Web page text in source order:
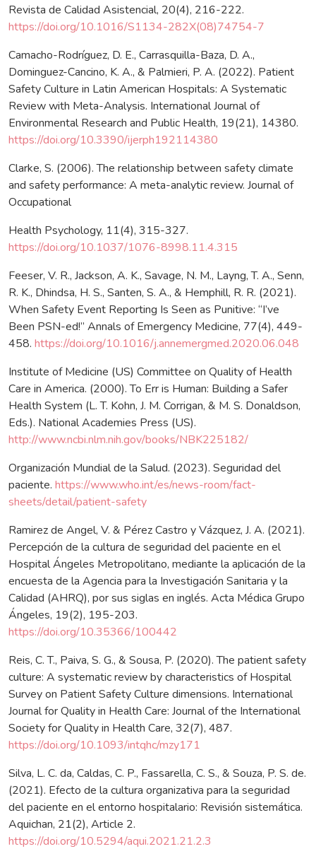
Revista de Calidad Asistencial, 20(4), 216-222.
https://doi.org/10.1016/S1134-282X(08)74754-7
Camacho-Rodríguez, D. E., Carrasquilla-Baza, D. A.,
Dominguez-Cancino, K. A., & Palmieri, P. A. (2022). Patient
Safety Culture in Latin American Hospitals: A Systematic
Review with Meta-Analysis. International Journal of
Environmental Research and Public Health, 19(21), 14380.
https://doi.org/10.3390/ijerph192114380
Clarke, S. (2006). The relationship between safety climate
and safety performance: A meta-analytic review. Journal of
Occupational
Health Psychology, 11(4), 315-327.
https://doi.org/10.1037/1076-8998.11.4.315
Feeser, V. R., Jackson, A. K., Savage, N. M., Layng, T. A., Senn,
R. K., Dhindsa, H. S., Santen, S. A., & Hemphill, R. R. (2021).
When Safety Event Reporting Is Seen as Punitive: “I’ve
Been PSN-ed!” Annals of Emergency Medicine, 77(4), 449-
458. https://doi.org/10.1016/j.annemergmed.2020.06.048
Institute of Medicine (US) Committee on Quality of Health
Care in America. (2000). To Err is Human: Building a Safer
Health System (L. T. Kohn, J. M. Corrigan, & M. S. Donaldson,
Eds.). National Academies Press (US).
http://www.ncbi.nlm.nih.gov/books/NBK225182/
Organización Mundial de la Salud. (2023). Seguridad del
paciente. https://www.who.int/es/news-room/fact-
sheets/detail/patient-safety
Ramirez de Angel, V. & Pérez Castro y Vázquez, J. A. (2021).
Percepción de la cultura de seguridad del paciente en el
Hospital Ángeles Metropolitano, mediante la aplicación de la
encuesta de la Agencia para la Investigación Sanitaria y la
Calidad (AHRQ), por sus siglas en inglés. Acta Médica Grupo
Ángeles, 19(2), 195-203.
https://doi.org/10.35366/100442
Reis, C. T., Paiva, S. G., & Sousa, P. (2020). The patient safety
culture: A systematic review by characteristics of Hospital
Survey on Patient Safety Culture dimensions. International
Journal for Quality in Health Care: Journal of the International
Society for Quality in Health Care, 32(7), 487.
https://doi.org/10.1093/intqhc/mzy171
Silva, L. C. da, Caldas, C. P., Fassarella, C. S., & Souza, P. S. de.
(2021). Efecto de la cultura organizativa para la seguridad
del paciente en el entorno hospitalario: Revisión sistemática.
Aquichan, 21(2), Article 2.
https://doi.org/10.5294/aqui.2021.21.2.3